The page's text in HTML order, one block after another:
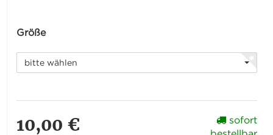
Größe
bitte wählen
10,00 €
sofort